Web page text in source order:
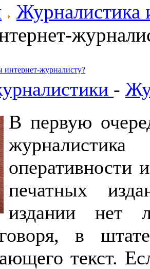
Журналистика
журналисту?
-
В первую
оперативности
печатных
издании нет
в штате
текст.